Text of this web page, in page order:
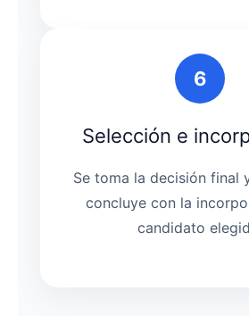
6
Selección e
Se toma la decisión final
concluye con la
candidato